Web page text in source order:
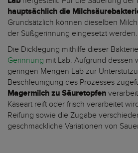
hauptsächlich die
Grundsätzlich können dieselben
der Süßgerinnung eingesetzt werden.
Die Dicklegung mithilfe dieser
Gerinnung mit Lab. Aufgrund dessen
geringen Mengen Lab zur
Beschleunigung des Prozesses
Magermilch zu Säuretopfen
Käseart reift oder frisch verarbeitet
Reifung sowie die Zugabe
geschmackliche Variationen von